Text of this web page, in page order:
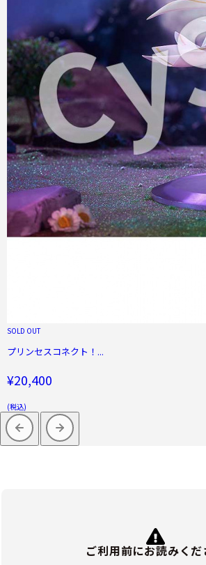
SOLD OUT
プリンセスコネクト！...
¥20,400
(税込)
ご利用前にお読みくだ